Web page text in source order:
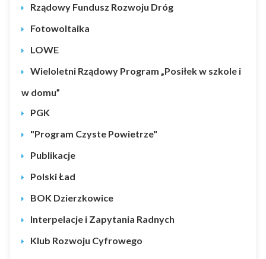
Rządowy Fundusz Rozwoju Dróg
Fotowoltaika
LOWE
Wieloletni Rządowy Program „Posiłek w szkole i
w domu”
PGK
"Program Czyste Powietrze"
Publikacje
Polski Ład
BOK Dzierzkowice
Interpelacje i Zapytania Radnych
Klub Rozwoju Cyfrowego